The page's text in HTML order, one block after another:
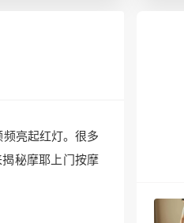
亮起红灯。很多
秘摩耶上门按摩